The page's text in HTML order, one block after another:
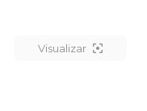
Visualizar